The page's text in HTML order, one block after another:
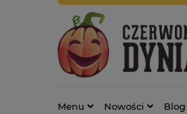
Menu Nowości Blog